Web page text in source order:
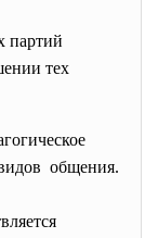
партий
тех
общения.